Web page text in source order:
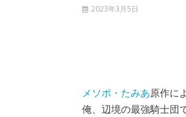
2023年3月5日
メソポ・たみあ原作に
俺、辺境の最強騎士団